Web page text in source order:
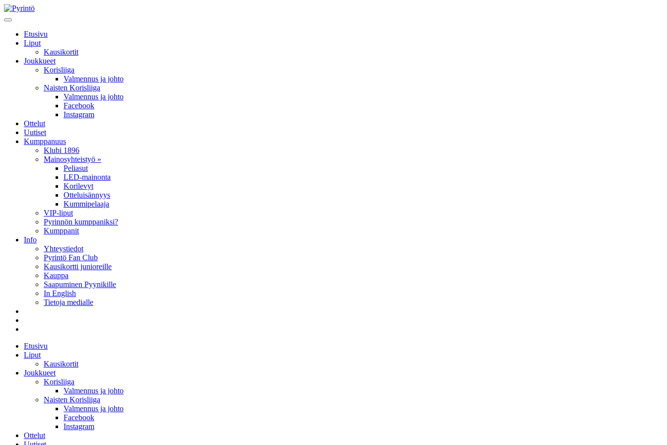
Etusivu
Liput
Kausikortit
Joukkueet
Korisliiga
Valmennus ja johto
Naisten Korisliiga
Valmennus ja johto
Facebook
Instagram
Ottelut
Uutiset
Kumppanuus
Klubi 1896
Mainosyhteistyö »
Peliasut
LED-mainonta
Korilevyt
Otteluisännyys
Kummipelaaja
VIP-liput
Pyrinnön kumppaniksi?
Kumppanit
Info
Yhteystiedot
Pyrintö Fan Club
Kausikortti junioreille
Kauppa
Saapuminen Pyynikille
In English
Tietoja medialle
Etusivu
Liput
Kausikortit
Joukkueet
Korisliiga
Valmennus ja johto
Naisten Korisliiga
Valmennus ja johto
Facebook
Instagram
Ottelut